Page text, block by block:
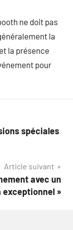
ne doit pas
la
la présence
pour
spéciales
Article suivant
avec un
»